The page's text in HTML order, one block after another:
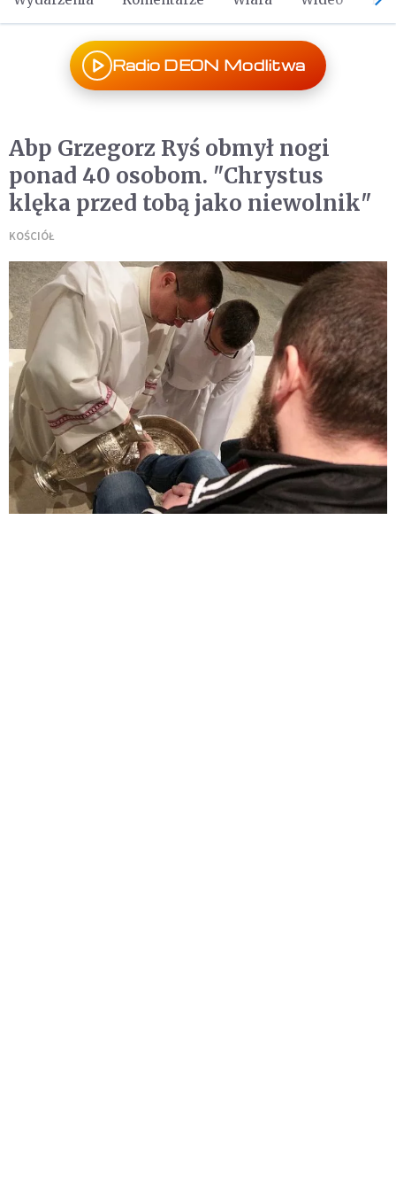
Radio DEON Modlitwa
Abp Grzegorz Ryś obmył nogi
ponad 40 osobom. "Chrystus
klęka przed tobą jako niewolnik"
KOŚCIÓŁ